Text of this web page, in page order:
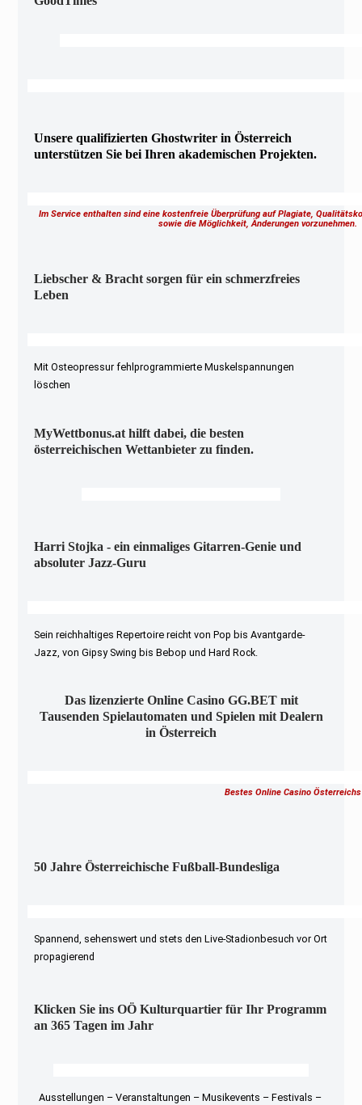
Unsere qualifizierten Ghostwriter in Österreich
unterstützen Sie bei Ihren akademischen Projekten.
Im Service enthalten sind eine kostenfreie Überprüfung auf Plagiate,
sowie die Möglichkeit, Änderungen vorzunehmen.
Liebscher & Bracht sorgen für ein schmerzfreies
Leben
Mit Osteopressur fehlprogrammierte Muskelspannungen
löschen
MyWettbonus.at hilft dabei, die besten
österreichischen Wettanbieter zu finden.
Harri Stojka - ein einmaliges Gitarren-Genie und
absoluter Jazz-Guru
Sein reichhaltiges Repertoire reicht von Pop bis Avantgarde-
Jazz, von Gipsy Swing bis Bebop und Hard Rock.
Das lizenzierte Online Casino GG.BET mit
Tausenden Spielautomaten und Spielen mit Dealern
in Österreich
Bestes Online Casino Österreichs
50 Jahre Österreichische Fußball-Bundesliga
Spannend, sehenswert und stets den Live-Stadionbesuch vor Ort
propagierend
Klicken Sie ins OÖ Kulturquartier für Ihr Programm
an 365 Tagen im Jahr
Ausstellungen – Veranstaltungen – Musikevents – Festivals –